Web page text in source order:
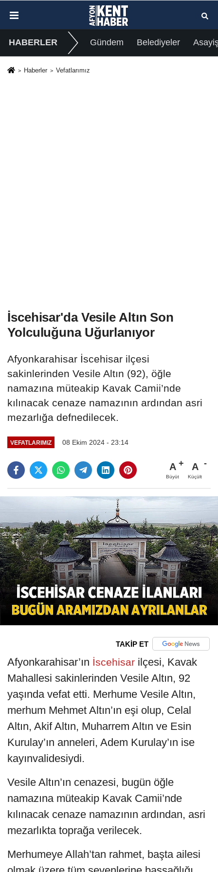
HABERLER Gündem Belediyeler
Haberler Vefatlarımız
İscehisar'da Vesile Altın Son
Yolculuğuna Uğurlanıyor
Afyonkarahisar İscehisar ilçesi
sakinlerinden Vesile Altın (92), öğle
namazına müteakip Kavak Camii’nde
kılınacak cenaze namazının ardından asri
mezarlığa defnedilecek.
VEFATLARIMIZ 08 Ekim 2024 - 23:14
A
Büyüt
A
Küçült
TAKİP ET
Afyonkarahisar’ın İscehisar ilçesi, Kavak
Mahallesi sakinlerinden Vesile Altın, 92
yaşında vefat etti. Merhume Vesile Altın,
merhum Mehmet Altın’ın eşi olup, Celal
Altın, Akif Altın, Muharrem Altın ve Esin
Kurulay’ın anneleri, Adem Kurulay’ın ise
kayınvalidesiydi.
Vesile Altın’ın cenazesi, bugün öğle
namazına müteakip Kavak Camii’nde
kılınacak cenaze namazının ardından, asri
mezarlıkta toprağa verilecek.
Merhumeye Allah’tan rahmet, başta ailesi